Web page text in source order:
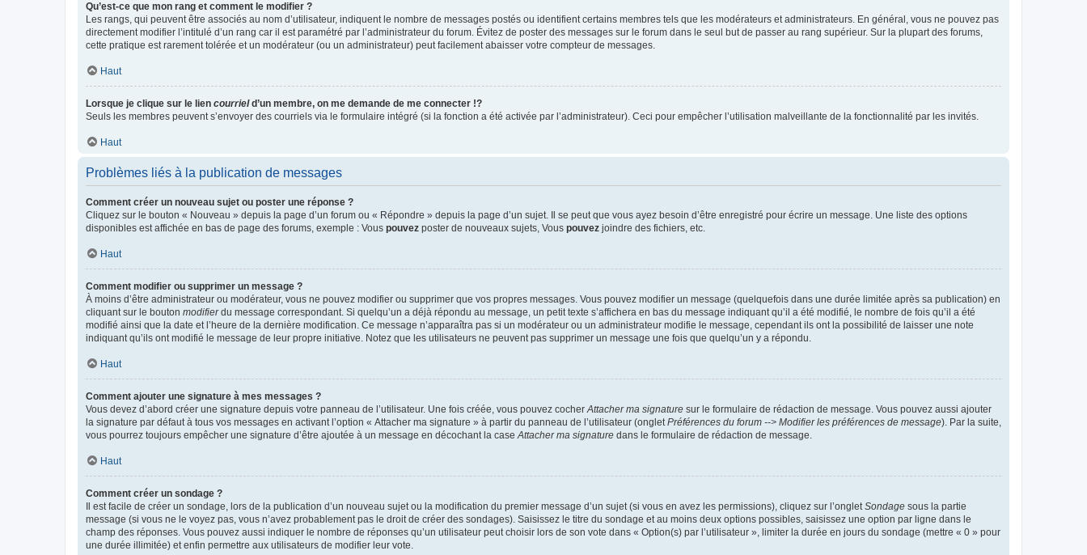
Qu’est-ce que mon rang et comment le modifier ?
Les rangs, qui peuvent être associés au nom d’utilisateur, indiquent le nombre de messages postés ou identifient certains membres tels que les modérateurs et administrateurs. En général, vous ne pouvez pas
directement modifier l’intitulé d’un rang car il est paramétré par l’administrateur du forum. Évitez de poster des messages sur le forum dans le seul but de passer au rang supérieur. Sur la plupart des forums,
cette pratique est rarement tolérée et un modérateur (ou un administrateur) peut facilement abaisser votre compteur de messages.
Haut
Lorsque je clique sur le lien courrield’un membre, on me demande de me connecter !?
Seuls les membres peuvent s’envoyer des courriels via le formulaire intégré (si la fonction a été activée par l’administrateur). Ceci pour empêcher l’utilisation malveillante de la fonctionnalité par les invités.
Haut
Problèmes liés à la publication de messages
Comment créer un nouveau sujet ou poster une réponse ?
Cliquez sur le bouton « Nouveau » depuis la page d’un forum ou « Répondre » depuis la page d’un sujet. Il se peut que vous ayez besoin d’être enregistré pour écrire un message. Une liste des options
disponibles est affichée en bas de page des forums, exemple : Vous pouvez poster de nouveaux sujets, Vous pouvez joindre des fichiers, etc.
Haut
Comment modifier ou supprimer un message ?
À moins d’être administrateur ou modérateur, vous ne pouvez modifier ou supprimer que vos propres messages. Vous pouvez modifier un message (quelquefois dans une durée limitée après sa publication) en
cliquant sur le bouton modifierdu message correspondant. Si quelqu’un a déjà répondu au message, un petit texte s’affichera en bas du message indiquant qu’il a été modifié, le nombre de fois qu’il a été
modifié ainsi que la date et l’heure de la dernière modification. Ce message n’apparaîtra pas si un modérateur ou un administrateur modifie le message, cependant ils ont la possibilité de laisser une note
indiquant qu’ils ont modifié le message de leur propre initiative. Notez que les utilisateurs ne peuvent pas supprimer un message une fois que quelqu’un y a répondu.
Haut
Comment ajouter une signature à mes messages ?
Vous devez d’abord créer une signature depuis votre panneau de l’utilisateur. Une fois créée, vous pouvez cocher Attacher ma signature sur le formulaire de rédaction de message. Vous pouvez aussi ajouter
la signature par défaut à tous vos messages en activant l’option « Attacher ma signature » à partir du panneau de l’utilisateur (onglet Préférences du forum --> Modifier les préférences de message). Par la suite,
vous pourrez toujours empêcher une signature d’être ajoutée à un message en décochant la case Attacher ma signature dans le formulaire de rédaction de message.
Haut
Comment créer un sondage ?
Il est facile de créer un sondage, lors de la publication d’un nouveau sujet ou la modification du premier message d’un sujet (si vous en avez les permissions), cliquez sur l’onglet Sondage sous la partie
message (si vous ne le voyez pas, vous n’avez probablement pas le droit de créer des sondages). Saisissez le titre du sondage et au moins deux options possibles, saisissez une option par ligne dans le
champ des réponses. Vous pouvez aussi indiquer le nombre de réponses qu’un utilisateur peut choisir lors de son vote dans « Option(s) par l’utilisateur », limiter la durée en jours du sondage (mettre « 0 » pour
une durée illimitée) et enfin permettre aux utilisateurs de modifier leur vote.